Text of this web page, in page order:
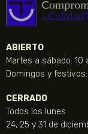
ABIERTO
Martes a sábado: 10
Domingos y festivos:
CERRADO
Todos los lunes
24, 25 y 31 de